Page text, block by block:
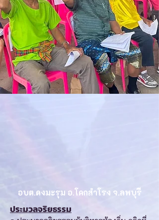
อบต.ดงมะรุม อ.โคกสำโรง จ.ลพบุรี
ประมวลจริยธรรม